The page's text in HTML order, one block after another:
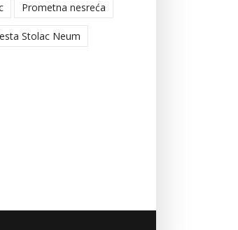
Prometna nesreća
Stolac Neum